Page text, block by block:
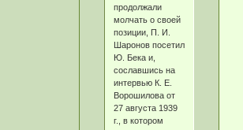
продолжали
молчать о своей
позиции, П. И.
Шаронов посетил
Ю. Бека и,
сославшись на
интервью К. Е.
Ворошилова от
27 августа 1939
г., в котором